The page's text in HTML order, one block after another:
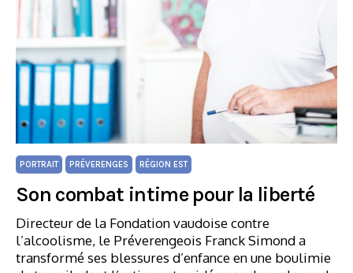
PORTRAIT PRÉVERENGES RÉGION EST
Son combat intime pour la liberté
Directeur de la Fondation vaudoise contre
l’alcoolisme, le Préverengeois Franck Simond a
transformé ses blessures d’enfance en une boulimie